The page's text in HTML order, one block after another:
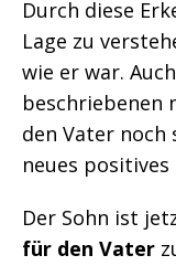
Durch diese
Lage zu
wie er war.
beschriebenen
den Vater
neues
Der Sohn ist
für den Vater